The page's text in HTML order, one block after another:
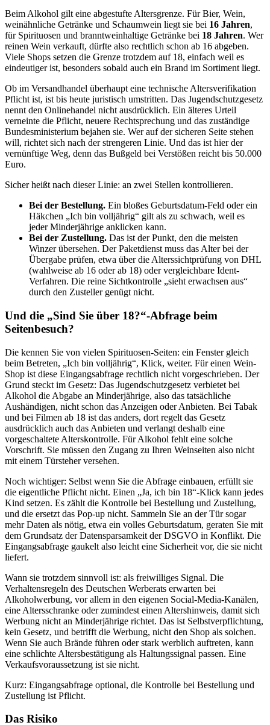
Beim Alkohol gilt eine abgestufte Altersgrenze. Für Bier, Wein,
weinähnliche Getränke und Schaumwein liegt sie bei 16 Jahren,
für Spirituosen und branntweinhaltige Getränke bei 18 Jahren. Wer
reinen Wein verkauft, dürfte also rechtlich schon ab 16 abgeben.
Viele Shops setzen die Grenze trotzdem auf 18, einfach weil es
eindeutiger ist, besonders sobald auch ein Brand im Sortiment liegt.
Ob im Versandhandel überhaupt eine technische Altersverifikation
Pflicht ist, ist bis heute juristisch umstritten. Das Jugendschutzgesetz
nennt den Onlinehandel nicht ausdrücklich. Ein älteres Urteil
verneinte die Pflicht, neuere Rechtsprechung und das zuständige
Bundesministerium bejahen sie. Wer auf der sicheren Seite stehen
will, richtet sich nach der strengeren Linie. Und das ist hier der
vernünftige Weg, denn das Bußgeld bei Verstößen reicht bis 50.000
Euro.
Sicher heißt nach dieser Linie: an zwei Stellen kontrollieren.
Bei der Bestellung. Ein bloßes Geburtsdatum-Feld oder ein
Häkchen „Ich bin volljährig“ gilt als zu schwach, weil es
jeder Minderjährige anklicken kann.
Bei der Zustellung. Das ist der Punkt, den die meisten
Winzer übersehen. Der Paketdienst muss das Alter bei der
Übergabe prüfen, etwa über die Alterssichtprüfung von DHL
(wahlweise ab 16 oder ab 18) oder vergleichbare Ident-
Verfahren. Die reine Sichtkontrolle „sieht erwachsen aus“
durch den Zusteller genügt nicht.
Und die „Sind Sie über 18?“-Abfrage beim
Seitenbesuch?
Die kennen Sie von vielen Spirituosen-Seiten: ein Fenster gleich
beim Betreten, „Ich bin volljährig“, Klick, weiter. Für einen Wein-
Shop ist diese Eingangsabfrage rechtlich nicht vorgeschrieben. Der
Grund steckt im Gesetz: Das Jugendschutzgesetz verbietet bei
Alkohol die Abgabe an Minderjährige, also das tatsächliche
Aushändigen, nicht schon das Anzeigen oder Anbieten. Bei Tabak
und bei Filmen ab 18 ist das anders, dort regelt das Gesetz
ausdrücklich auch das Anbieten und verlangt deshalb eine
vorgeschaltete Alterskontrolle. Für Alkohol fehlt eine solche
Vorschrift. Sie müssen den Zugang zu Ihren Weinseiten also nicht
mit einem Türsteher versehen.
Noch wichtiger: Selbst wenn Sie die Abfrage einbauen, erfüllt sie
die eigentliche Pflicht nicht. Einen „Ja, ich bin 18“-Klick kann jedes
Kind setzen. Es zählt die Kontrolle bei Bestellung und Zustellung,
und die ersetzt das Pop-up nicht. Sammeln Sie an der Tür sogar
mehr Daten als nötig, etwa ein volles Geburtsdatum, geraten Sie mit
dem Grundsatz der Datensparsamkeit der DSGVO in Konflikt. Die
Eingangsabfrage gaukelt also leicht eine Sicherheit vor, die sie nicht
liefert.
Wann sie trotzdem sinnvoll ist: als freiwilliges Signal. Die
Verhaltensregeln des Deutschen Werberats erwarten bei
Alkoholwerbung, vor allem in den eigenen Social-Media-Kanälen,
eine Altersschranke oder zumindest einen Altershinweis, damit sich
Werbung nicht an Minderjährige richtet. Das ist Selbstverpflichtung,
kein Gesetz, und betrifft die Werbung, nicht den Shop als solchen.
Wenn Sie auch Brände führen oder stark werblich auftreten, kann
eine schlichte Altersbestätigung als Haltungssignal passen. Eine
Verkaufsvoraussetzung ist sie nicht.
Kurz: Eingangsabfrage optional, die Kontrolle bei Bestellung und
Zustellung ist Pflicht.
Das Risiko